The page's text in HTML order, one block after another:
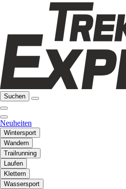
Suchen
Neuheiten
Wintersport
Wandern
Trailrunning
Laufen
Klettern
Wassersport